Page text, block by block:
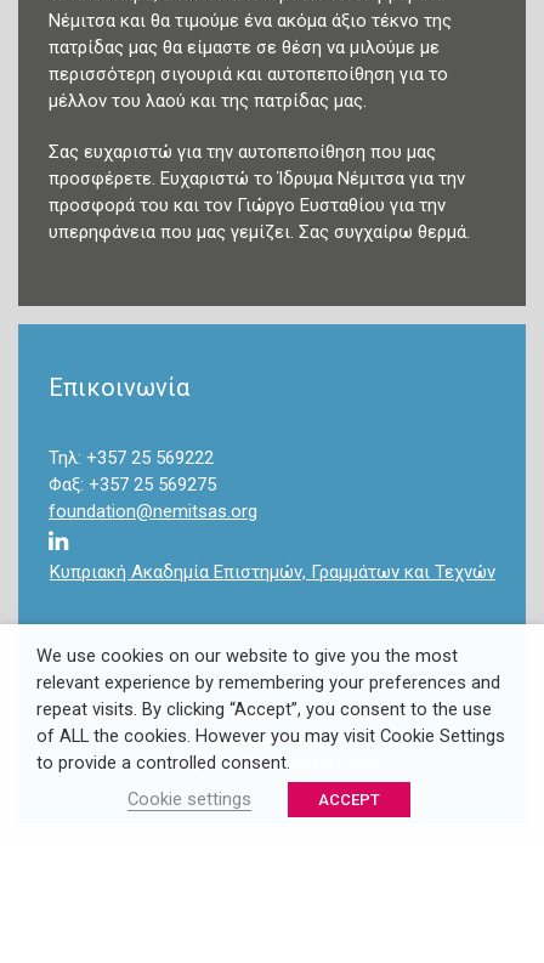
Νέμιτσα και θα τιμούμε ένα ακόμα άξιο τέκνο της
πατρίδας μας θα είμαστε σε θέση να μιλούμε με
περισσότερη σιγουριά και αυτοπεποίθηση για το
μέλλον του λαού και της πατρίδας μας.
Σας ευχαριστώ για την αυτοπεποίθηση που μας
προσφέρετε. Ευχαριστώ το Ίδρυμα Νέμιτσα για την
προσφορά του και τον Γιώργο Ευσταθίου για την
υπερηφάνεια που μας γεμίζει. Σας συγχαίρω θερμά.
Επικοινωνία
Τηλ: +357 25 569222
Φαξ: +357 25 569275
foundation@nemitsas.org
Κυπριακή Ακαδημία Επιστημών, Γραμμάτων και Τεχνών
Copyright 2022 Takis & Louki Nemitsas Foundation. All
Rights Reserved.
Privacy Policy/Cookie Policy
We use cookies on our website to give you the most
relevant experience by remembering your preferences and
repeat visits. By clicking “Accept”, you consent to the use
of ALL the cookies. However you may visit Cookie Settings
to provide a controlled consent.
Cookie settings
ACCEPT